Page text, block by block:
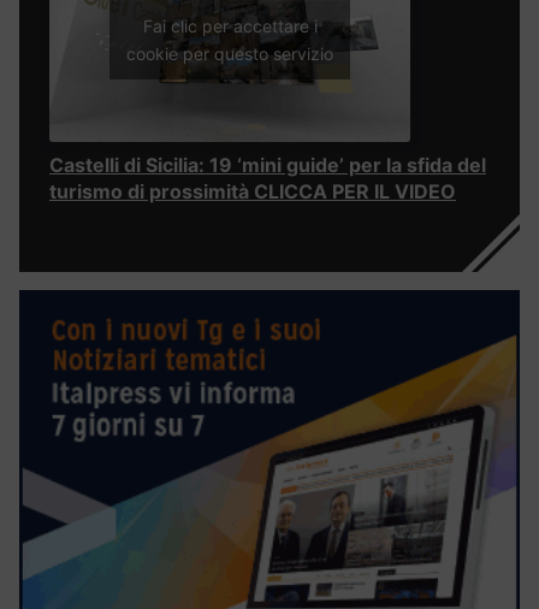
Fai clic per accettare i
cookie per questo servizio
Castelli di Sicilia: 19 ‘mini guide’ per la sfida del
turismo di prossimità CLICCA PER IL VIDEO